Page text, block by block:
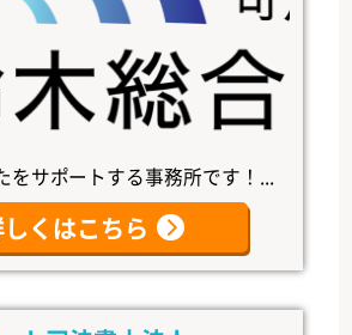
をサポートする事務所です！...
くはこちら